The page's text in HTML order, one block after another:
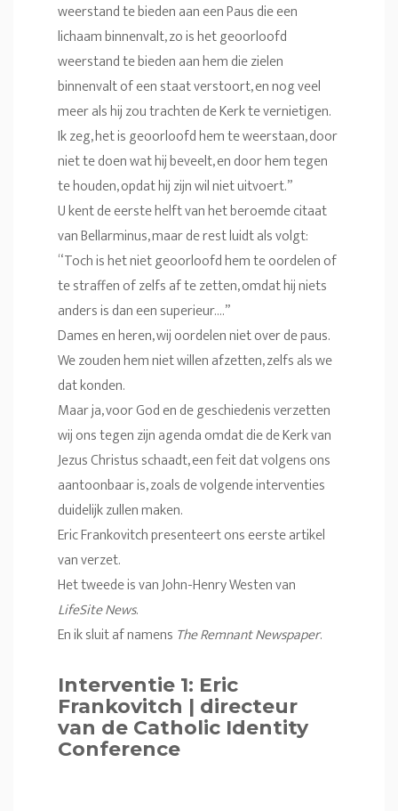
weerstand te bieden aan een Paus die een
lichaam binnenvalt, zo is het geoorloofd
weerstand te bieden aan hem die zielen
binnenvalt of een staat verstoort, en nog veel
meer als hij zou trachten de Kerk te vernietigen.
Ik zeg, het is geoorloofd hem te weerstaan, door
niet te doen wat hij beveelt, en door hem tegen
te houden, opdat hij zijn wil niet uitvoert.”
U kent de eerste helft van het beroemde citaat
van Bellarminus, maar de rest luidt als volgt:
“Toch is het niet geoorloofd hem te oordelen of
te straffen of zelfs af te zetten, omdat hij niets
anders is dan een superieur….”
Dames en heren, wij oordelen niet over de paus.
We zouden hem niet willen afzetten, zelfs als we
dat konden.
Maar ja, voor God en de geschiedenis verzetten
wij ons tegen zijn agenda omdat die de Kerk van
Jezus Christus schaadt, een feit dat volgens ons
aantoonbaar is, zoals de volgende interventies
duidelijk zullen maken.
Eric Frankovitch presenteert ons eerste artikel
van verzet.
Het tweede is van John-Henry Westen van
LifeSite News.
En ik sluit af namens The Remnant Newspaper.
Interventie 1: Eric
Frankovitch | directeur
van de Catholic Identity
Conference